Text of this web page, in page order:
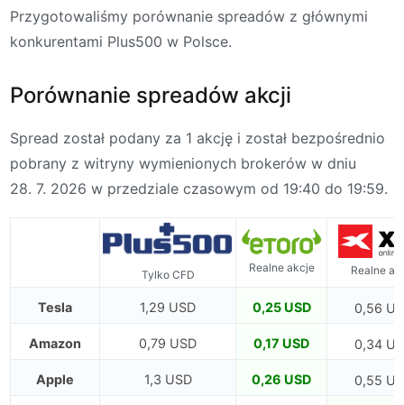
Przygotowaliśmy porównanie spreadów z głównymi
konkurentami Plus500 w Polsce.
Porównanie spreadów akcji
Spread został podany za 1 akcję i został bezpośrednio
pobrany z witryny wymienionych brokerów w dniu
28. 7. 2026 w przedziale czasowym od 19:40 do 19:59.
Tylko CFD
Realne akcje Realne
Tesla 1,29 USD 0,25 USD 0,56
Amazon 0,79 USD 0,17 USD 0,34
Apple 1,3 USD 0,26 USD 0,55